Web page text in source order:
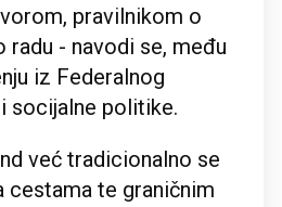
pravilnikom o
radu - navodi se, među
iz Federalnog
socijalne politike.
već tradicionalno se
cestama te graničnim